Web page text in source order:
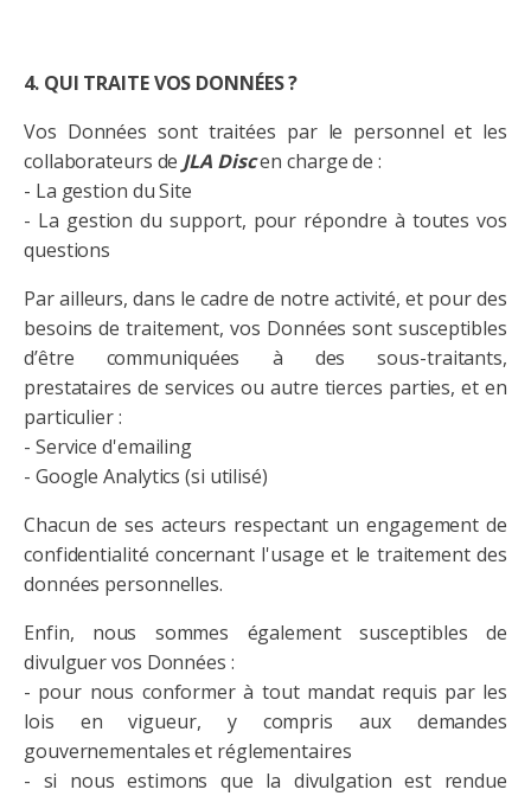
4. QUI TRAITE VOS DONNÉES ?
Vos Données sont traitées par le personnel et les
collaborateurs de JLA Discen charge de :
- La gestion du Site
- La gestion du support, pour répondre à toutes vos
questions
Par ailleurs, dans le cadre de notre activité, et pour des
besoins de traitement, vos Données sont susceptibles
d’être communiquées à des sous-traitants,
prestataires de services ou autre tierces parties, et en
particulier :
- Service d'emailing
- Google Analytics (si utilisé)
Chacun de ses acteurs respectant un engagement de
confidentialité concernant l'usage et le traitement des
données personnelles.
Enfin, nous sommes également susceptibles de
divulguer vos Données :
- pour nous conformer à tout mandat requis par les
lois en vigueur, y compris aux demandes
gouvernementales et réglementaires
- si nous estimons que la divulgation est rendue